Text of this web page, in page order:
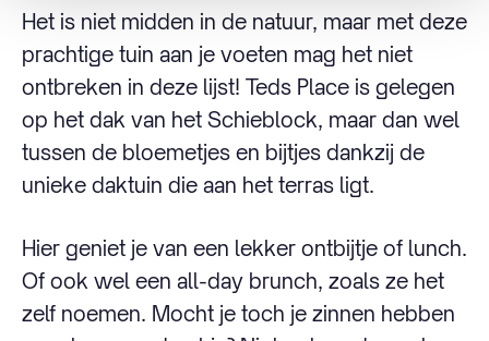
Het is niet midden in de natuur, maar met deze
prachtige tuin aan je voeten mag het niet
ontbreken in deze lijst! Teds Place is gelegen
op het dak van het Schieblock, maar dan wel
tussen de bloemetjes en bijtjes dankzij de
unieke daktuin die aan het terras ligt.
Hier geniet je van een lekker ontbijtje of lunch.
Of ook wel een all-day brunch, zoals ze het
zelf noemen. Mocht je toch je zinnen hebben